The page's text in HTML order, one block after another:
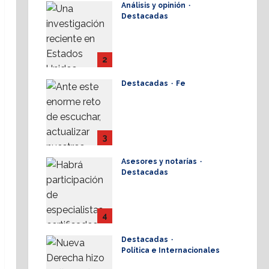
2
Análisis y opinión
Destacadas
3
Destacadas Fe
28 julio, 2026
4
Asesores y notarías
Destacadas
17 julio, 2026
Destacadas
Política e Internacionales